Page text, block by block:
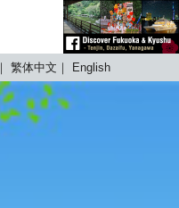
繁体中文 English